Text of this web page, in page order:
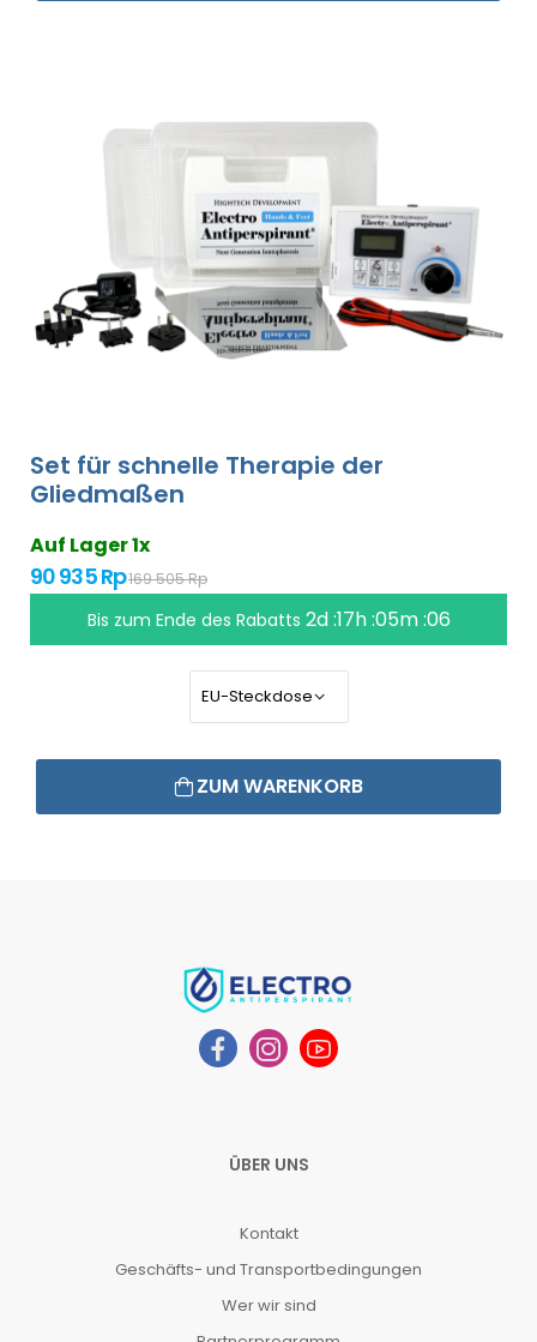
Set für schnelle Therapie der
Gliedmaßen
Auf Lager 1x
90 935 Rp169 505 Rp
Bis zum Ende des Rabatts 2d :17h :05m :05
ZUM WARENKORB
ÜBER UNS
Kontakt
Geschäfts- und Transportbedingungen
Wer wir sind